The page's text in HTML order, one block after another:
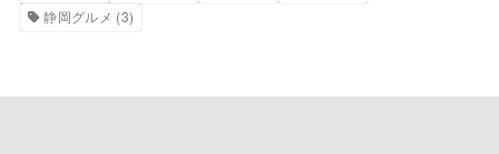
静岡グルメ (3)